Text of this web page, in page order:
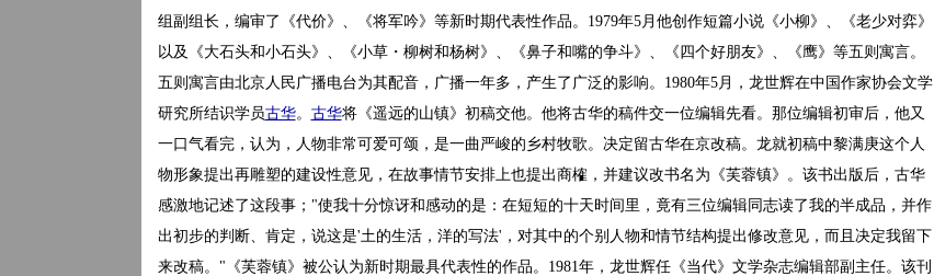
组副组长，编审了《代价》、《将军吟》等新时期代表性作品。1979年5月他创作短篇小说《小柳》、《老少对弈》
以及《大石头和小石头》、《小草・柳树和杨树》、《鼻子和嘴的争斗》、《四个好朋友》、《鹰》等五则寓言。
五则寓言由北京人民广播电台为其配音，广播一年多，产生了广泛的影响。1980年5月，龙世辉在中国作家协会文学
研究所结识学员古华。 古华将《遥远的山镇》初稿交他。他将古华的稿件交一位编辑先看。那位编辑初审后，他又
一口气看完，认为，人物非常可爱可颂，是一曲严峻的乡村牧歌。决定留古华在京改稿。龙就初稿中黎满庚这个人
物形象提出再雕塑的建设性意见，在故事情节安排上也提出商榷，并建议改书名为《芙蓉镇》。该书出版后，古华
感激地记述了这段事；"使我十分惊讶和感动的是：在短短的十天时间里，竟有三位编辑同志读了我的半成品，并作
出初步的判断、肯定，说这是'土的生活，洋的写法'，对其中的个别人物和情节结构提出修改意见，而且决定我留下
来改稿。"《芙蓉镇》被公认为新时期最具代表性的作品。1981年，龙世辉任《当代》文学杂志编辑部副主任。该刊